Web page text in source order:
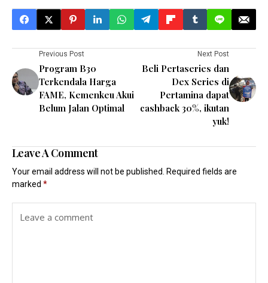
Previous Post
Program B30
Terkendala Harga
FAME, Kemenkeu Akui
Belum Jalan Optimal
Next Post
Beli Pertaseries dan
Dex Series di
Pertamina dapat
cashback 30%, ikutan
yuk!
Leave A Comment
Your email address will not be published.
Required fields are
marked *